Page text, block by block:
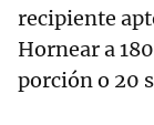
recipiente
Hornear a
porción o 20